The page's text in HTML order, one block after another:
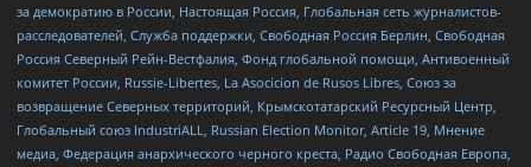
за демократию в России, Настоящая Россия, Глобальная сеть журналистов-
расследователей, Служба поддержки, Свободная Россия Берлин, Свободная
Россия Северный Рейн-Вестфалия, Фонд глобальной помощи, Антивоенный
комитет России, Russie-Libertes, La Asocicion de Rusos Libres, Союз за
возвращение Северных территорий, Крымскотатарский Ресурсный Центр,
Глобальный союз IndustriALL, Russian Election Monitor, Article 19, Мнение
медиа, Федерация анархического черного креста, Радио Свободная Европа,